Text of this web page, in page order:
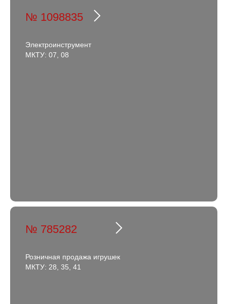
№ 1098835
Электроинструмент
МКТУ: 07, 08
№ 785282
Розничная продажа игрушек
МКТУ: 28, 35, 41